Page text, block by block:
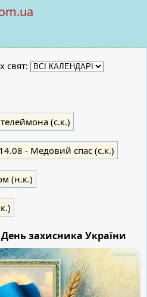
свят:
(с.к.)
14.08 - Медовий спас (с.к.)
(н.к.)
День захисника України